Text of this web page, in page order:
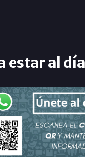
estar al día